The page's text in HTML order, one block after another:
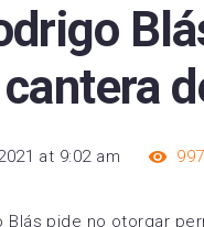
at 9:02 am 997